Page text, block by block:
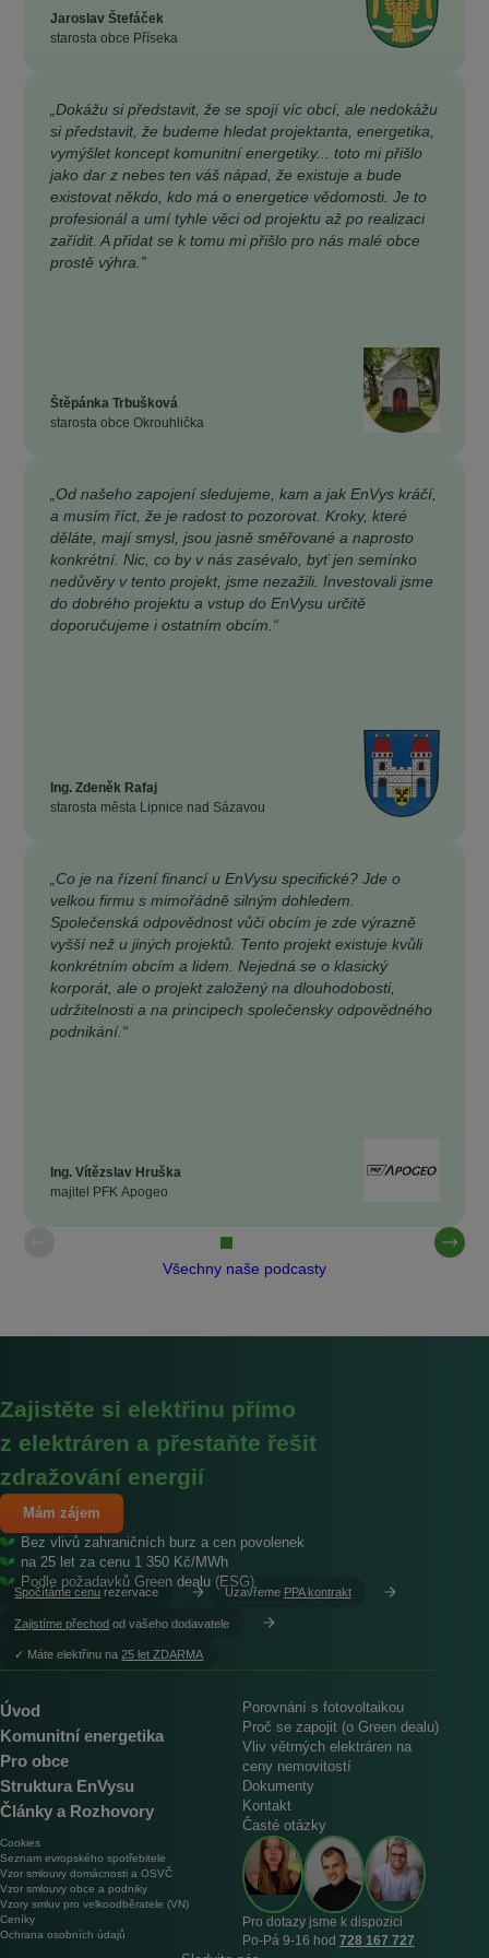
Jaroslav Štefáček
starosta obce Příseka
„Dokážu si představit, že se spojí víc obcí, ale nedokážu
si představit, že budeme hledat projektanta, energetika,
vymýšlet koncept komunitní energetiky... toto mi přišlo
jako dar z nebes ten váš nápad, že existuje a bude
existovat někdo, kdo má o energetice vědomosti. Je to
profesionál a umí tyhle věci od projektu až po realizaci
zařídit. A přidat se k tomu mi přišlo pro nás malé obce
prostě výhra.”
Štěpánka Trbušková
starosta obce Okrouhlička
„Od našeho zapojení sledujeme, kam a jak EnVys kráčí,
a musím říct, že je radost to pozorovat. Kroky, které
děláte, mají smysl, jsou jasně směřované a naprosto
konkrétní. Nic, co by v nás zasévalo, byť jen semínko
nedůvěry v tento projekt, jsme nezažili. Investovali jsme
do dobrého projektu a vstup do EnVysu určitě
doporučujeme i ostatním obcím.“
Ing. Zdeněk Rafaj
starosta města Lipnice nad Sázavou
„Co je na řízení financí u EnVysu specifické? Jde o
velkou firmu s mimořádně silným dohledem.
Společenská odpovědnost vůči obcím je zde výrazně
vyšší než u jiných projektů. Tento projekt existuje kvůli
konkrétním obcím a lidem. Nejedná se o klasický
korporát, ale o projekt založený na dlouhodobosti,
udržitelnosti a na principech společensky odpovědného
podnikání.“
Ing. Vítězslav Hruška
majitel PFK Apogeo
Všechny naše podcasty
Zajistěte si elektřinu přímo
z elektráren a přestaňte řešit
zdražování energií
Mám zájem
Bez vlivů zahraničních burz a cen povolenek
na 25 let za cenu 1 350 Kč/MWh
Podle požadavků Green dealu (ESG)
Spočítáme cenu rezervace Uzavřeme PPA kontrakt
Zajistíme přechod od vašeho dodavatele
︎✓ Máte elektřinu na25 let ZDARMA
Úvod
Komunitní energetika
Pro obce
Struktura EnVysu
Články a Rozhovory
Porovnání s fotovoltaikou
Proč se zapojit (o Green dealu)
Vliv větrných elektráren na
ceny nemovitostí
Dokumenty
Kontakt
Časté otázky
Cookies
Seznam evropského spotřebitele
Vzor smlouvy domácnosti a OSVČ
Vzor smlouvy obce a podniky
Vzory smluv pro velkoodběratele (VN)
Ceníky
Ochrana osobních údajů
Pro dotazy jsme k dispozici
Po‑Pá 9‑16 hod 728 167 727